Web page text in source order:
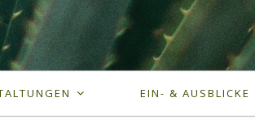
EIN- & AUSBLICKE